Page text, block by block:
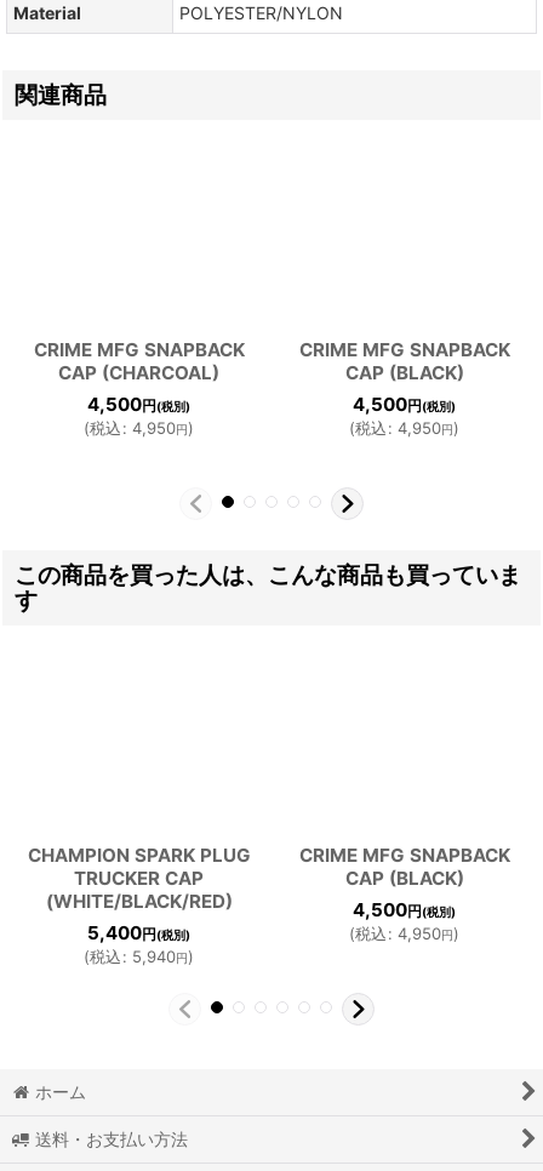
Material
POLYESTER/NYLON
関連商品
CRIME MFG SNAPBACK
CAP (CHARCOAL)
4,500円 (税別)
(税込: 4,950円)
CRIME MFG SNAPBACK
CAP (BLACK)
4,500円 (税別)
(税込: 4,950円)
この商品を買った人は、こんな商品も買っていま
す
CHAMPION SPARK PLUG
TRUCKER CAP
(WHITE/BLACK/RED)
5,400円 (税別)
(税込: 5,940円)
CRIME MFG SNAPBACK
CAP (BLACK)
4,500円 (税別)
(税込: 4,950円)
ホーム
送料・お支払い方法